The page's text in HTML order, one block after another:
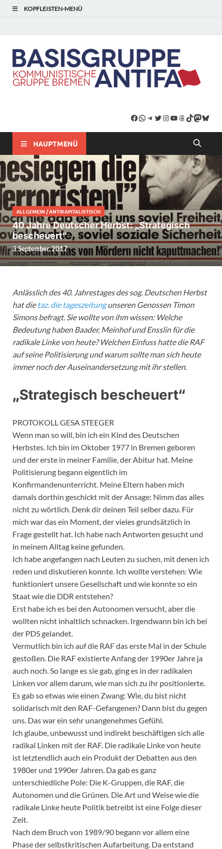
KOPFLEISTEN-MENÜ
HAUPTMENÜ
ALLGEMEIN /ANTIKAPITALISTISCH:
40 Jahre Deutscher Herbst: „Strategisch
bescheuert“
3 September, 2017
Anlässlich des 40. Jahrestages des sog. Deutschen Herbst
hat die taz. die tageszeitungunseren Genossen Timon
Simons befragt. Sie wollte von ihm wissen: Welche
Bedeutung haben Baader, Meinhof und Ensslin für die
radikale Linke von heute? Welchen Einfuss hatte die RAF
auf seine Politisierung und warum sollte man sich heute
immer noch der Auseinandersetzung mit ihr stellen.
„Strategisch bescheuert“
PROTOKOLL GESA STEEGER
Wenn man so will, bin ich ein Kind des Deutschen
Herbstes. Ich bin im Oktober 1977 in Bremen geboren
und der erste in meiner Familie, der Abitur hat. Meine
Politisierung begann eigentlich im
Konfirmandenunterricht. Meine Eltern haben mich
damals dorthin geschickt mit der Ansage: Nimm das alles
nicht zu wörtlich. Denk dir deinen Teil selber dazu. Für
mich war das ein Moment, der vieles grundsätzlich in
Frage gestellt hat. Ich habe nach Antworten gesucht und
in meinem Alltag keine gefunden.
Ich habe angefangen nach Leuten zu suchen, mit denen ich
reden und diskutieren konnte. Ich wollte verstehen: Wie
funktioniert unsere Gesellschaft und wie konnte so ein
Staat wie die DDR entstehen?
Erst habe ich es bei den Autonomen versucht, aber die
wollten nicht inhaltlich schnacken. Irgendwann bin ich bei
der PDS gelandet.
Vermutlich bin ich auf die RAF das erste Mal in der Schule
gestoßen. Die RAF existierte Anfang der 1990er Jahre ja
auch noch. So lange es sie gab, ging es in der radikalen
Linken vor allem darum, wie man sich zu ihr positionierte.
Es gab so etwas wie einen Zwang: Wie, du bist nicht
solidarisch mit den RAF-Gefangenen? Dann bist du gegen
uns. Das war ein sehr unangenehmes Gefühl.
Ich glaube, unbewusst und indirekt beschäftigen sich alle
radikal Linken mit der RAF. Die radikale Linke von heute
ist letztendlich auch ein Produkt der Debatten aus den
1980er und 1990er Jahren. Da gab es ganz
unterschiedliche Pole: Die K-Gruppen, die RAF, die
Autonomen und die Grünen. Die Art und Weise wie die
radikale Linke heute Politik betreibt ist eine Folge dieser
Zeit.
Nach dem Bruch von 1989/90 begann vor allem eine
Phase der selbstkritischen Aufarbeitung. Da entstand